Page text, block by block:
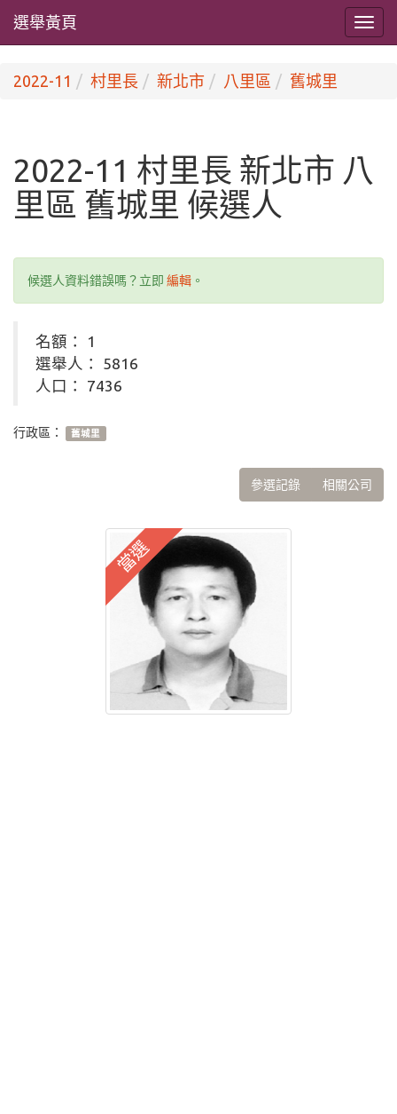
選舉黃頁
2022-11 村里長 新北市 八里區 舊城里
2022-11 村里長 新北市 八
里區 舊城里 候選人
候選人資料錯誤嗎？立即 編輯 。
名額： 1
選舉人： 5816
人口： 7436
行政區： 舊城里
參選記錄 相關公司
當選